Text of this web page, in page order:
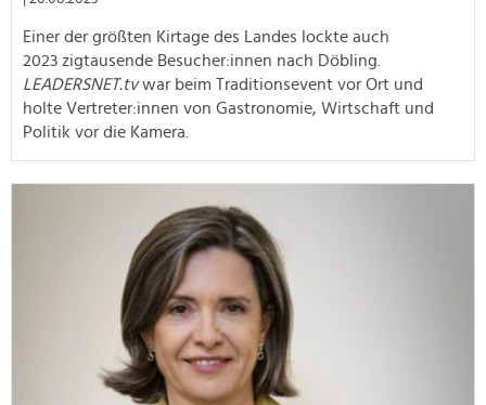
Einer der größten Kirtage des Landes lockte auch
2023 zigtausende Besucher:innen nach Döbling.
LEADERSNET.tvwar beim Traditionsevent vor Ort und
holte Vertreter:innen von Gastronomie, Wirtschaft und
Politik vor die Kamera.